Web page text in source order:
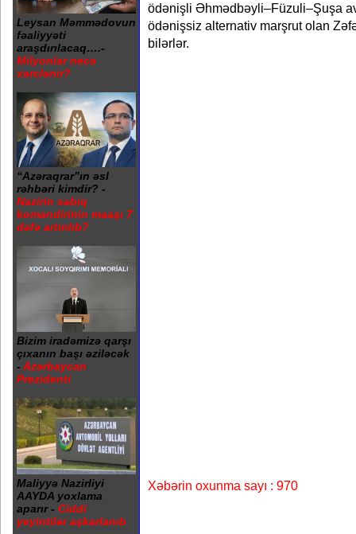
Leysan Məmmədovun
fəaliyyəti
araşdırılacaq….-
Milyonlar necə
xərclənir?
“Azəraqrar”ın əsl
rəhbəri kimdir? -
Nazirin sabiq
komandirinin maaşı 7
dəfə artırılıb?
Bizim iradəmizə qarşı
çıxanın başı əziləcək
- Azərbaycan
Prezidenti
Maliyyə Nazirliyi
AAYDA yoxlama
aparır - Ciddi
yeyintilər aşkarlanıb
ödənişli Əhmədbəyli–Füzuli–Şuşa
ödənişsiz alternativ marşrut olan
bilərlər.
Xəbərin oxunma sayı : 970